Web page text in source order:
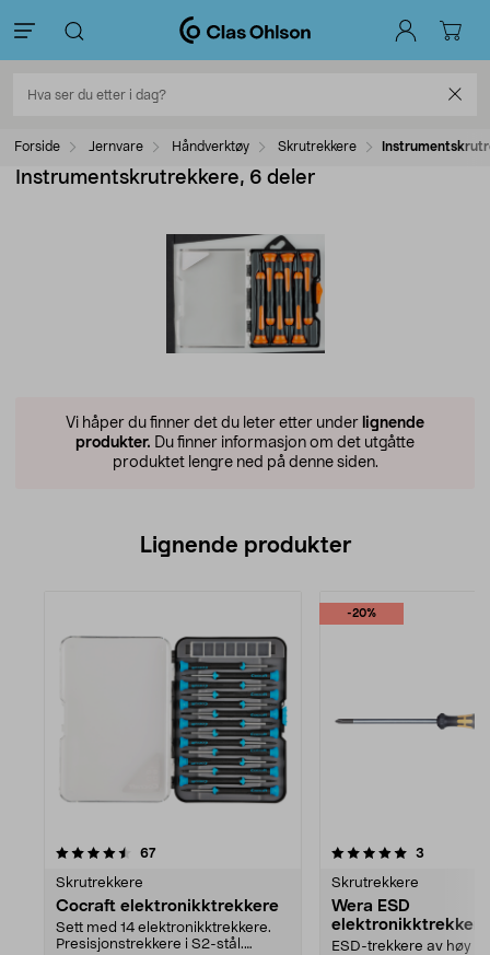
Forside Jernvare Håndverktøy Skrutrekkere
Instrumentskrutrekkere, 6 deler
Vi håper du finner det du leter etter under lignende
produkter. Du finner informasjon om det utgåtte
produktet lengre ned på denne siden.
Lignende produkter
67anmeldelser
Skrutrekkere
Cocraft elektronikktrekkere
Sett med 14 elektronikktrekkere.
Presisjonstrekkere i S2-stål.
-20%
5.0av 5 stjerner 3
Skrutrekkere
Wera ESD
elektronikktrekkere
ESD-trekkere av høy